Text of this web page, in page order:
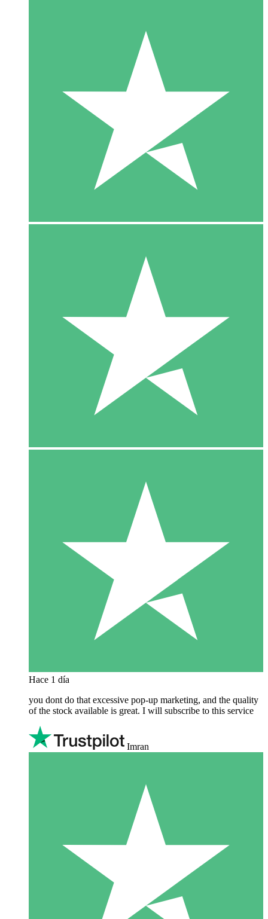
Hace 1 día
you dont do that excessive pop-up marketing, and the quality
of the stock available is great. I will subscribe to this service
Imran